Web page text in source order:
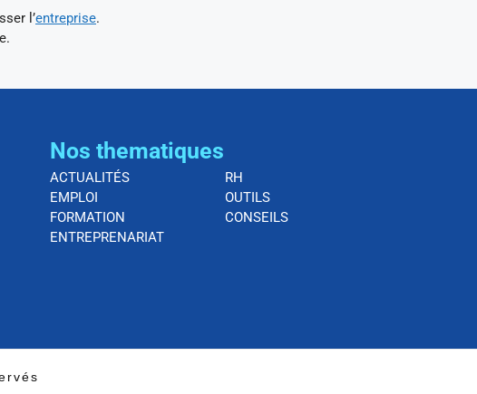
l’entreprise.
Nos thematiques
ACTUALITÉS
EMPLOI
FORMATION
ENTREPRENARIAT
RH
OUTILS
CONSEILS